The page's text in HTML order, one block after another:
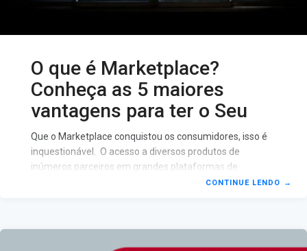
O que é Marketplace?
Conheça as 5 maiores
vantagens para ter o Seu
Que o Marketplace conquistou os consumidores, isso é
inquestionável. O acesso a diversos produtos de
inúmeros parceiros em grandes plataformas de
Ecommerce como Americanas, Walmart, Mercado Livre,
grande plataforma online onde uma gama de lojistas,
CONTINUE LENDO →